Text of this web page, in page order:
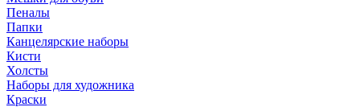
Пеналы
Папки
Канцелярские наборы
Кисти
Холсты
Наборы для художника
Краски